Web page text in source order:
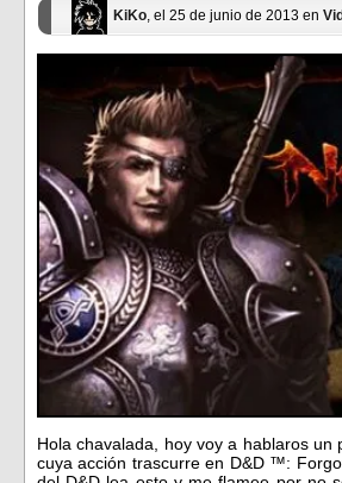
KiKo, el 25 de junio de 2013 en
Hola chavalada, hoy voy a hablaros un
cuya acción trascurre en D&D ™: